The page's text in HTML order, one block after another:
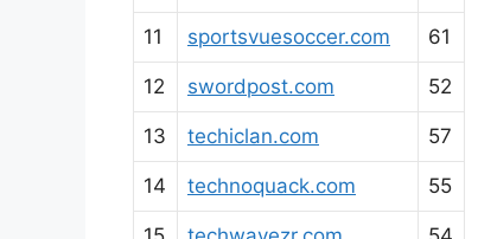
11 sportsvuesoccer.com 61
12 swordpost.com 52
13 techiclan.com 57
14 technoquack.com 55